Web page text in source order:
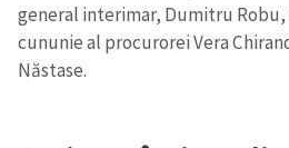
general interimar, Dumitru
cununie al procurorei Vera
Năstase.